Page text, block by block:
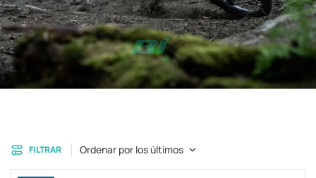
FILTRAR Ordenar por los últimos